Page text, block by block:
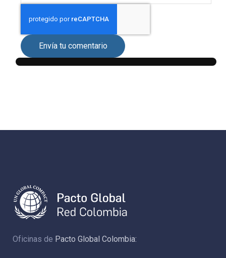
Envía tu comentario
Oficinas de Pacto Global Colombia: